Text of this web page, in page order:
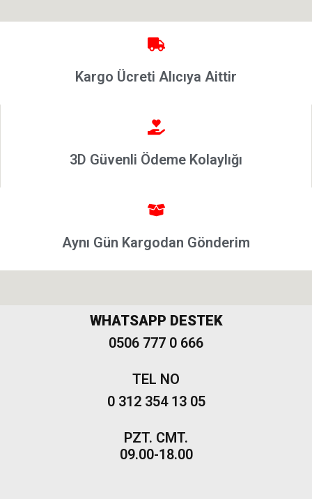
Modeller
500-500L
Kargo Ücreti Alıcıya Aittir
3D Güvenli Ödeme Kolaylığı
Aynı Gün Kargodan Gönderim
WHATSAPP DESTEK
0506 777 0 666
TEL NO
0 312 354 13 05
PZT. CMT.
09.00-18.00